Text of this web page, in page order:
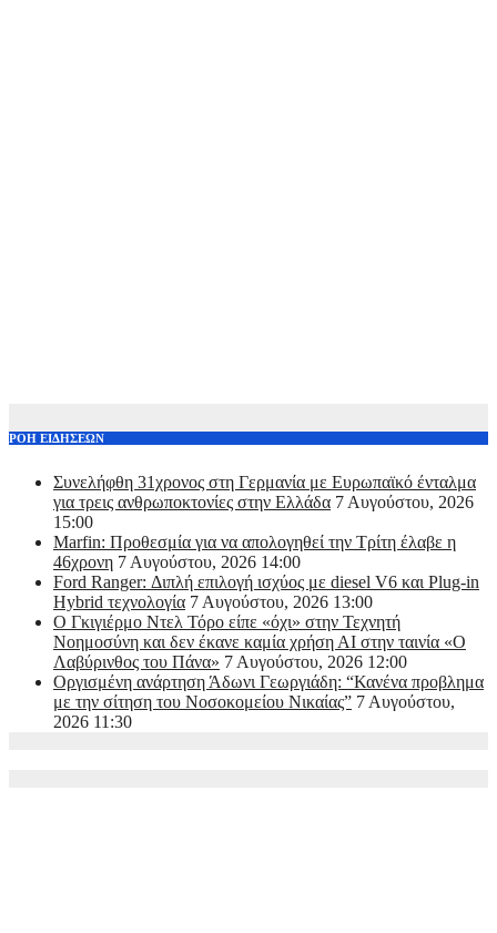
ΡΟΗ ΕΙΔΗΣΕΩΝ
Συνελήφθη 31χρονος στη Γερμανία με Ευρωπαϊκό ένταλμα
για τρεις ανθρωποκτονίες στην Ελλάδα 7 Αυγούστου, 2026
15:00
Marfin: Προθεσμία για να απολογηθεί την Τρίτη έλαβε η
46χρονη 7 Αυγούστου, 2026 14:00
Ford Ranger: Διπλή επιλογή ισχύος με diesel V6 και Plug-in
Hybrid τεχνολογία 7 Αυγούστου, 2026 13:00
Ο Γκιγιέρμο Ντελ Τόρο είπε «όχι» στην Τεχνητή
Νοημοσύνη και δεν έκανε καμία χρήση ΑΙ στην ταινία «Ο
Λαβύρινθος του Πάνα» 7 Αυγούστου, 2026 12:00
Οργισμένη ανάρτηση Άδωνι Γεωργιάδη: “Κανένα προβλημα
με την σίτηση του Νοσοκομείου Νικαίας” 7 Αυγούστου,
2026 11:30